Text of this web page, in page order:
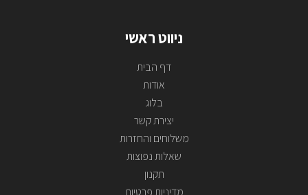
ניווט ראשי
דף הבית
אודות
בלוג
יצירת קשר
משלוחים והחזרות
שאלות נפוצות
תקנון